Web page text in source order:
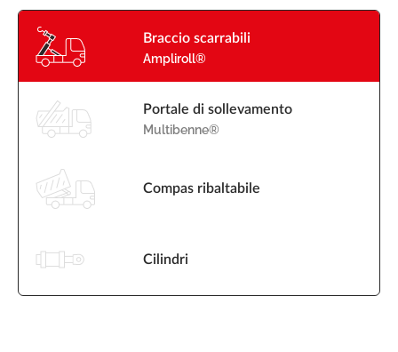
Braccio scarrabili
Ampliroll®
Portale di sollevamento
Multibenne®
Compas ribaltabile
Cilindri